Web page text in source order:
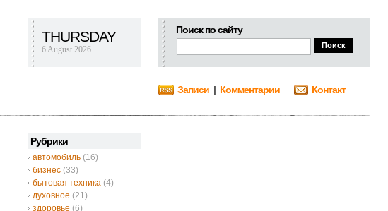
Поиск по сайту
THURSDAY
6 August 2026
Записи | Комментарии Контакт
Рубрики
автомобиль (16)
бизнес (33)
бытовая техника (4)
духовное (21)
здоровье (6)